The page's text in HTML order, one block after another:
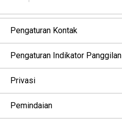
Panggilan Prioritas
Pengaturan Kontak
Pengaturan Indikator Panggilan
Privasi
Pemindaian